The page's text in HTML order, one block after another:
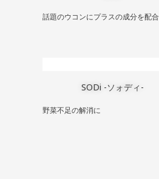
話題のウコンにプラスの成分を配合
SODi -ソォディ-
野菜不足の解消に